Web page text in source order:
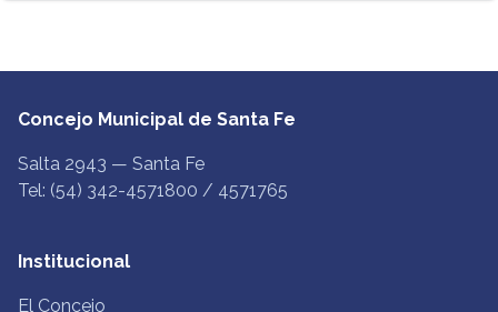
Concejo Municipal de Santa Fe
Salta 2943 — Santa Fe
Tel: (54) 342-4571800 / 4571765
Institucional
El Concejo